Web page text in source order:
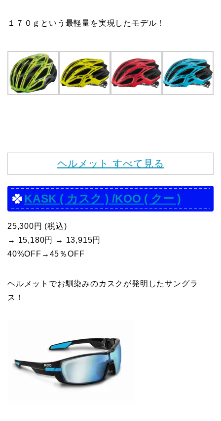
１７０ｇという最軽量を実現したモデル！
ヘルメット すべて見る
KASK ( カスク ) /KOO ( クー )
25,300円 (税込)
→ 15,180円 → 13,915円
40%OFF→45％OFF
ヘルメットでお馴染みのカスクが発明したサングラ
ス！